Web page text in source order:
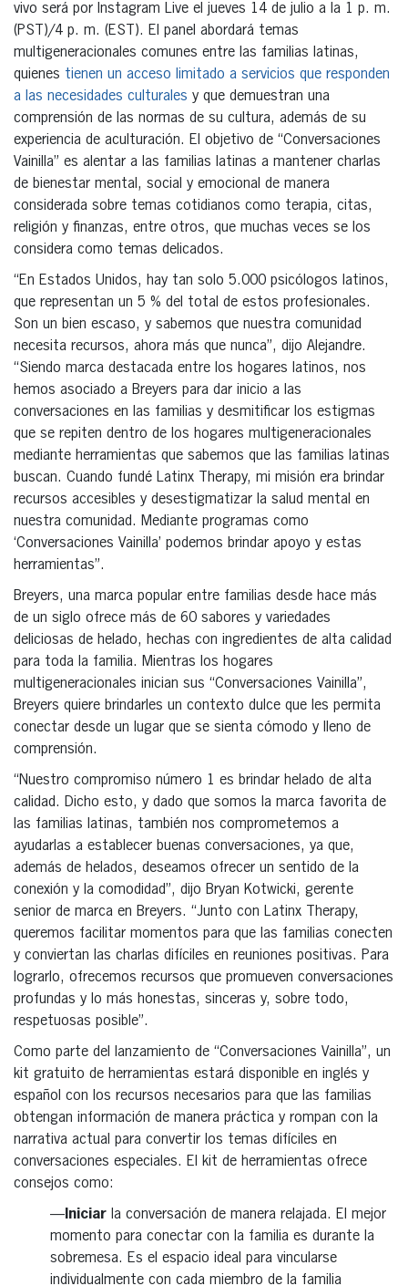
vivo será por Instagram Live el jueves 14 de julio a la 1 p. m.
(PST)/4 p. m. (EST). El panel abordará temas
multigeneracionales comunes entre las familias latinas,
quienes tienen un acceso limitado a servicios que responden
a las necesidades culturales y que demuestran una
comprensión de las normas de su cultura, además de su
experiencia de aculturación. El objetivo de “Conversaciones
Vainilla” es alentar a las familias latinas a mantener charlas
de bienestar mental, social y emocional de manera
considerada sobre temas cotidianos como terapia, citas,
religión y finanzas, entre otros, que muchas veces se los
considera como temas delicados.
“En Estados Unidos, hay tan solo 5.000 psicólogos latinos,
que representan un 5 % del total de estos profesionales.
Son un bien escaso, y sabemos que nuestra comunidad
necesita recursos, ahora más que nunca”, dijo Alejandre.
“Siendo marca destacada entre los hogares latinos, nos
hemos asociado a Breyers para dar inicio a las
conversaciones en las familias y desmitificar los estigmas
que se repiten dentro de los hogares multigeneracionales
mediante herramientas que sabemos que las familias latinas
buscan. Cuando fundé Latinx Therapy, mi misión era brindar
recursos accesibles y desestigmatizar la salud mental en
nuestra comunidad. Mediante programas como
‘Conversaciones Vainilla’ podemos brindar apoyo y estas
herramientas”.
Breyers, una marca popular entre familias desde hace más
de un siglo ofrece más de 60 sabores y variedades
deliciosas de helado, hechas con ingredientes de alta calidad
para toda la familia. Mientras los hogares
multigeneracionales inician sus “Conversaciones Vainilla”,
Breyers quiere brindarles un contexto dulce que les permita
conectar desde un lugar que se sienta cómodo y lleno de
comprensión.
“Nuestro compromiso número 1 es brindar helado de alta
calidad. Dicho esto, y dado que somos la marca favorita de
las familias latinas, también nos comprometemos a
ayudarlas a establecer buenas conversaciones, ya que,
además de helados, deseamos ofrecer un sentido de la
conexión y la comodidad”, dijo Bryan Kotwicki, gerente
senior de marca en Breyers. “Junto con Latinx Therapy,
queremos facilitar momentos para que las familias conecten
y conviertan las charlas difíciles en reuniones positivas. Para
lograrlo, ofrecemos recursos que promueven conversaciones
profundas y lo más honestas, sinceras y, sobre todo,
respetuosas posible”.
Como parte del lanzamiento de “Conversaciones Vainilla”, un
kit gratuito de herramientas estará disponible en inglés y
español con los recursos necesarios para que las familias
obtengan información de manera práctica y rompan con la
narrativa actual para convertir los temas difíciles en
conversaciones especiales. El kit de herramientas ofrece
consejos como:
— Iniciar la conversación de manera relajada. El mejor
momento para conectar con la familia es durante la
sobremesa. Es el espacio ideal para vincularse
individualmente con cada miembro de la familia